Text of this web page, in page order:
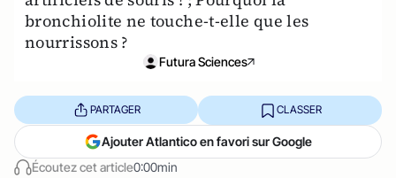
bronchiolite ne touche-t-elle que les
nourrissons ?
Futura Sciences
Écoutez cet article0:00min
PARTAGER CLASSER
Ajouter Atlantico en favori sur Google